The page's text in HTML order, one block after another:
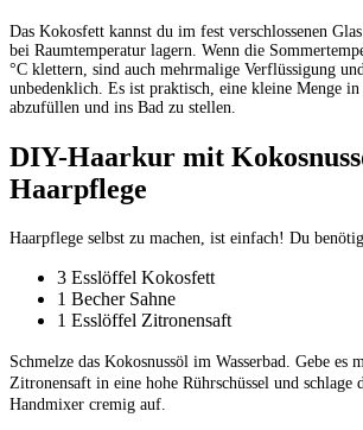
Das Kokosfett kannst du im fest verschlossenen Glas
bei Raumtemperatur lagern. Wenn die
°C klettern, sind auch mehrmalige Verflüssigung
unbedenklich. Es ist praktisch, eine kleine Menge in
abzufüllen und ins Bad zu stellen.
DIY-Haarkur mit
Haarpflege
Haarpflege selbst zu machen, ist einfach! Du
3 Esslöffel Kokosfett
1 Becher Sahne
1 Esslöffel Zitronensaft
Schmelze das Kokosnussöl im Wasserbad. Gebe es
Zitronensaft in eine hohe Rührschüssel und schlage
Handmixer cremig auf.